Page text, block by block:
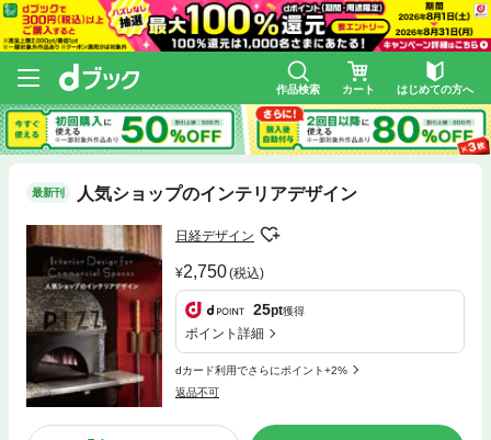
作品検索 カート はじめての方へ
最新刊 人気ショップのインテリアデザイン
日経デザイン
2,750(税込)
25pt獲得
ポイント詳細
dカード利用でさらにポイント+2%
返品不可